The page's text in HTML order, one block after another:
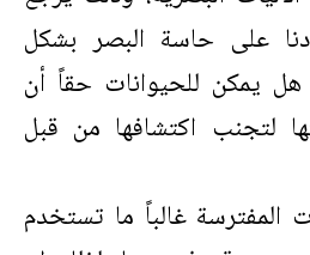
على حاسة البصر بشكل
هل يمكن للحيوانات حقاً أن
لتجنب اكتشافها من قبل
المفترسة غالباً ما تستخدم